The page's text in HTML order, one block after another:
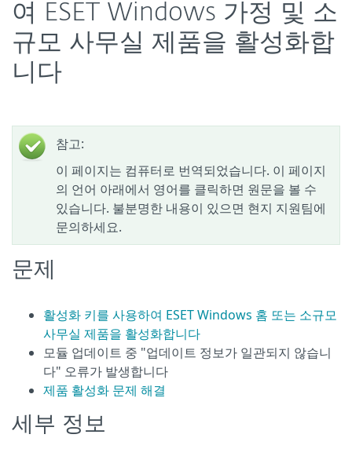
여 ESET Windows 가정 및 소
규모 사무실 제품을 활성화합
니다
참고:
이 페이지는 컴퓨터로 번역되었습니다. 이 페이지
의 언어 아래에서 영어를 클릭하면 원문을 볼 수
있습니다. 불분명한 내용이 있으면 현지 지원팀에
문의하세요.
문제
활성화 키를 사용하여 ESET Windows 홈 또는 소규모
사무실 제품을 활성화합니다
모듈 업데이트 중 "업데이트 정보가 일관되지 않습니
다" 오류가 발생합니다
제품 활성화 문제 해결
세부 정보